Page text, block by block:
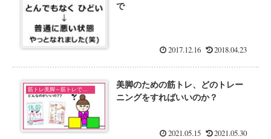
で
2017.12.16 2018.04.23
筋トレ美脚～筋トレで美脚になるのか検証中！～
美脚のための筋トレ、どのトレー
ニングをすればいいのか？
2021.05.15 2021.05.30